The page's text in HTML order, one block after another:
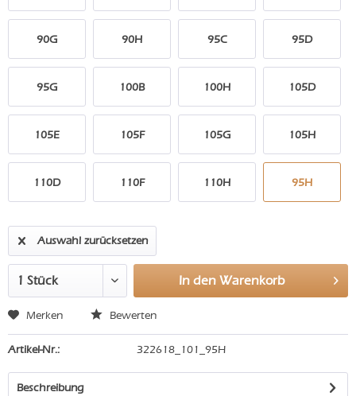
90G 90H 95C 95D
95G 100B 100H 105D
105E 105F 105G 105H
110D 110F 110H 95H
Auswahl zurücksetzen
In den Warenkorb
Merken Bewerten
Artikel-Nr.: 322618_101_95H
Beschreibung